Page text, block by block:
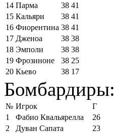
14 Парма 38 41
15 Кальяри 38 41
16 Фиорентина 38 41
17 Дженоа 38 38
18 Эмполи 38 38
19 Фрозиноне 38 25
20 Кьево 38 17
Бомбардиры:
№ Игрок
Г
1
Фабио Квальярелла
26
2
Дуван Сапата
23